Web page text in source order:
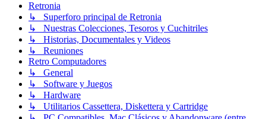
Retronia
↳ Superforo principal de Retronia
↳ Nuestras Colecciones, Tesoros y Cuchitriles
↳ Historias, Documentales y Videos
↳ Reuniones
Retro Computadores
↳ General
↳ Software y Juegos
↳ Hardware
↳ Utilitarios Cassettera, Diskettera y Cartridge